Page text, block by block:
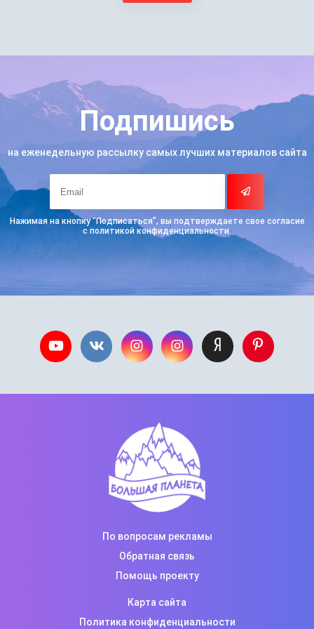
Подпишись
на еженедельную рассылку самых лучших материалов сайта
Нажимая на кнопку “Подписаться”, вы подтверждаете свое согласие
с политикой конфиденциальности.
Карта сайта
Политика конфиденциальности
По вопросам рекламы
Обратная связь
Помощь проекту